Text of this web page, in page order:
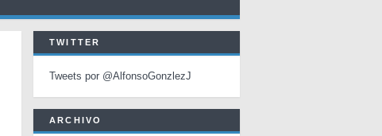
TWITTER
Tweets por @AlfonsoGonzlezJ
ARCHIVO